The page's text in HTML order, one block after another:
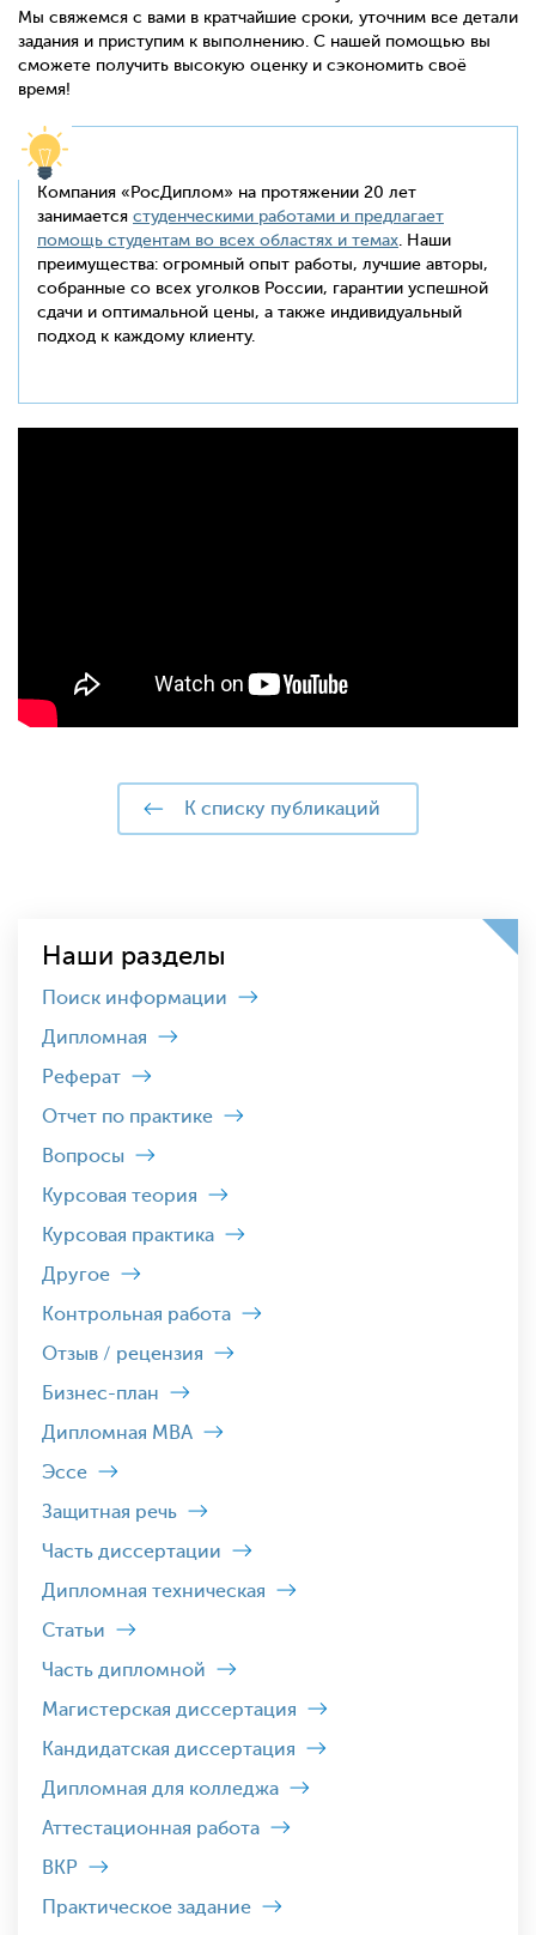
Мы свяжемся с вами в кратчайшие сроки, уточним все детали
задания и приступим к выполнению. С нашей помощью вы
сможете получить высокую оценку и сэкономить своё
время!
Компания «РосДиплом» на протяжении 20 лет
занимается студенческими работами и предлагает
помощь студентам во всех областях и темах. Наши
преимущества: огромный опыт работы, лучшие авторы,
собранные со всех уголков России, гарантии успешной
сдачи и оптимальной цены, а также индивидуальный
подход к каждому клиенту.
к списку публикаций
Наши разделы
Поиск информации
Дипломная
Реферат
Отчет по практике
Вопросы
Курсовая теория
Курсовая практика
Другое
Контрольная работа
Отзыв / рецензия
Бизнес-план
Дипломная MBA
Эссе
Защитная речь
Часть диссертации
Дипломная техническая
Статьи
Часть дипломной
Магистерская диссертация
Кандидатская диссертация
Дипломная для колледжа
Аттестационная работа
ВКР
Практическое задание